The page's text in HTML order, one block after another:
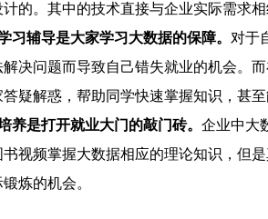
的。其中的技术直接与企业实际需求
习辅导是大家学习大数据的保障。 对于
决问题而导致自己错失就业的机会。
疑解惑，帮助同学快速掌握知识，甚
养是打开就业大门的敲门砖。 企业中大
视频掌握大数据相应的理论知识，但
炼的机会。